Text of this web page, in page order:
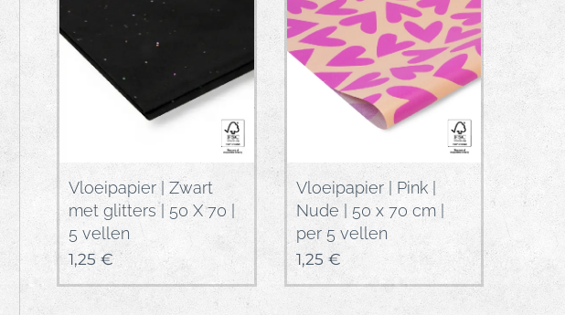
Vloeipapier | Zwart
met glitters | 50 X 70 |
5 vellen
1,25 €
Vloeipapier | Pink |
Nude | 50 x 70 cm |
per 5 vellen
1,25 €